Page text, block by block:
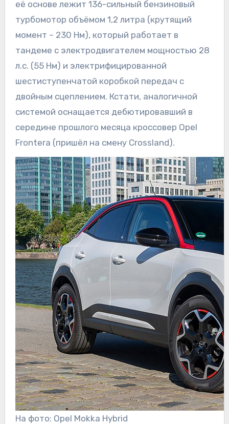
её основе лежит 136-сильный бензиновый
турбомотор объёмом 1,2 литра (крутящий
момент – 230 Нм), который работает в
тандеме с электродвигателем мощностью 28
л.с. (55 Нм) и электрифицированной
шестиступенчатой коробкой передач с
двойным сцеплением. Кстати, аналогичной
системой оснащается дебютировавший в
середине прошлого месяца кроссовер Opel
Frontera (пришёл на смену Crossland).
На фото: Opel Mokka Hybrid